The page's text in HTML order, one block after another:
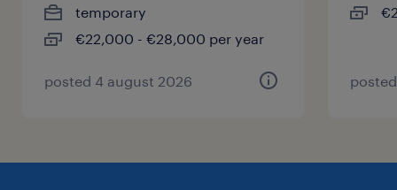
temporary
€22,000 - €28,000 per year
posted 4 august 2026